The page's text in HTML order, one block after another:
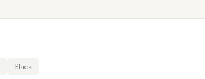
Slack